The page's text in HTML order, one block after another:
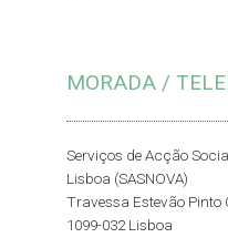
MORADA /
Serviços de Acção
Lisboa (SASNOVA)
Travessa Estevão
1099-032 Lisboa